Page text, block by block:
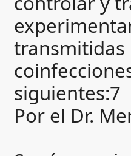
transmitidas
siguientes:7
Por el Dr.